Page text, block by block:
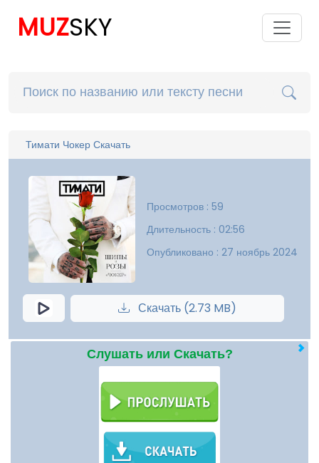
MUZSKY
Тимати Чокер Скачать
Просмотров : 59
Длительность : 02:56
Опубликовано : 27 ноябрь 2024
Скачать (2.73 MB)
Слушать или Скачать?